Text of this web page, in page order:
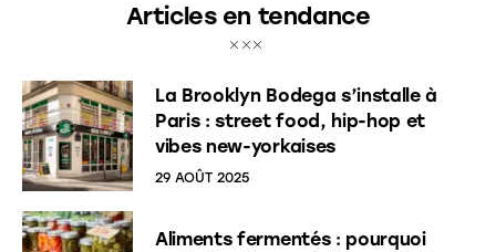
Articles en tendance
La Brooklyn Bodega s’installe à
Paris : street food, hip-hop et
vibes new-yorkaises
29 AOÛT 2025
Aliments fermentés : pourquoi